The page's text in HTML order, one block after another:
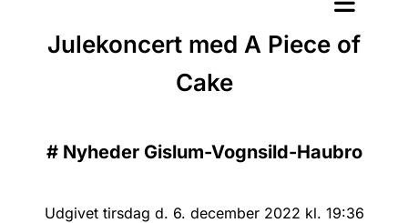
Julekoncert med A Piece of
Cake
# Nyheder Gislum-Vognsild-Haubro
Udgivet tirsdag d. 6. december 2022 kl. 19:36